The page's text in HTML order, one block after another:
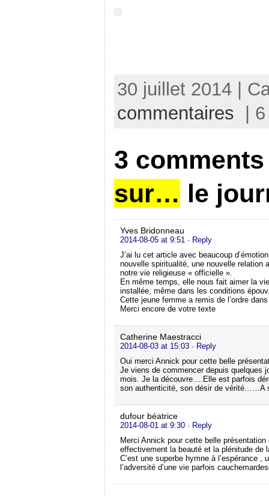
30 juillet 2014 |
commentaires |
3
sur… le
Yves Bridonneau
2014-08-05 at 9:51 · Reply
J’ai lu cet article avec beaucoup
nouvelle spiritualité, une nouvelle relation
notre vie religieuse « officielle ».
En même temps, elle nous fait aimer la
installée, même dans les conditions
Cette jeune femme a remis de l’ordre
Merci encore de votre texte
Catherine Maestracci
2014-08-03 at 15:03 · Reply
Oui merci Annick pour cette belle
Je viens de commencer depuis quelques
mois. Je la découvre….Elle est parfois
son authenticité, son désir de
dufour béatrice
2014-08-01 at 9:30 · Reply
Merci Annick pour cette belle présentation
effectivement la beauté et la plénitude de
C’est une superbe hymne à l’espérance
l’adversité d’une vie parfois